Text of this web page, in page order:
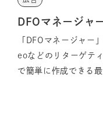
DFOマネージャ
「DFOマネージャー
eoなどのリターゲテ
で簡単に作成できる